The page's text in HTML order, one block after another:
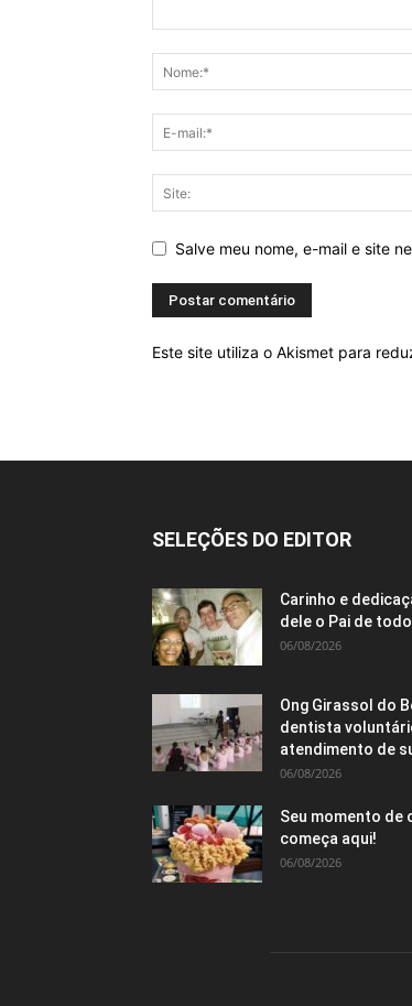
Salve meu nome, e-mail e site
Este site utiliza o Akismet para
SELEÇÕES DO EDITOR
Carinho e
dele o Pai de
06/08/2026
Ong Girassol do
dentista
atendimento de
06/08/2026
Seu momento de
começa aqui!
06/08/2026